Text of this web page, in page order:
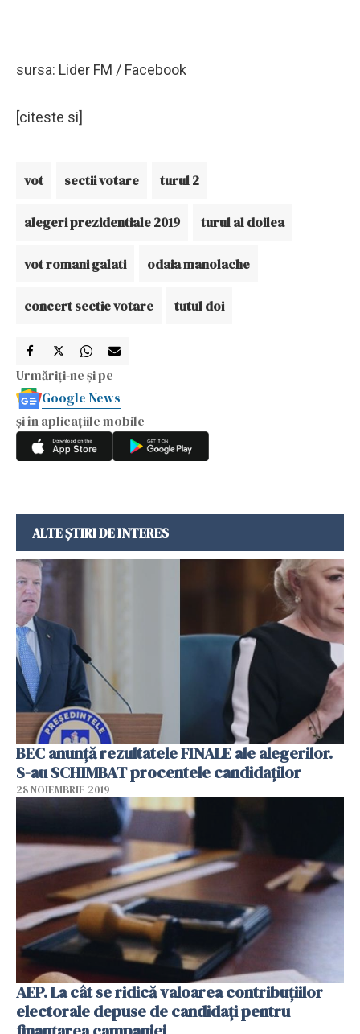
sursa: Lider FM / Facebook
[citeste si]
vot sectii votare turul 2
alegeri prezidentiale 2019 turul al doilea
vot romani galati odaia manolache
concert sectie votare tutul doi
Urmăriți-ne și pe
Google News
și în aplicațiile mobile
ALTE ȘTIRI DE INTERES
BEC anunță rezultatele FINALE ale alegerilor.
S-au SCHIMBAT procentele candidaților
28 NOIEMBRIE 2019
AEP. La cât se ridică valoarea contribuţiilor
electorale depuse de candidaţi pentru